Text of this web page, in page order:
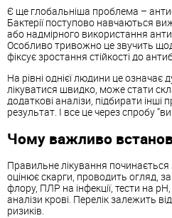
Є ще глобальніша проблема –
Бактерії поступово навчаються
або надмірного використання
Особливо тривожно це звучить
фіксує зростання стійкості до
На рівні однієї людини це означає
лікуватися швидко, може стати
додаткові аналізи, підбирати
результат. І все це через спробу
Чому важливо
Правильне лікування починається
оцінює скарги, проводить огляд,
флору, ПЛР на інфекції, тести на
аналізи крові. Перелік залежить
ризиків.